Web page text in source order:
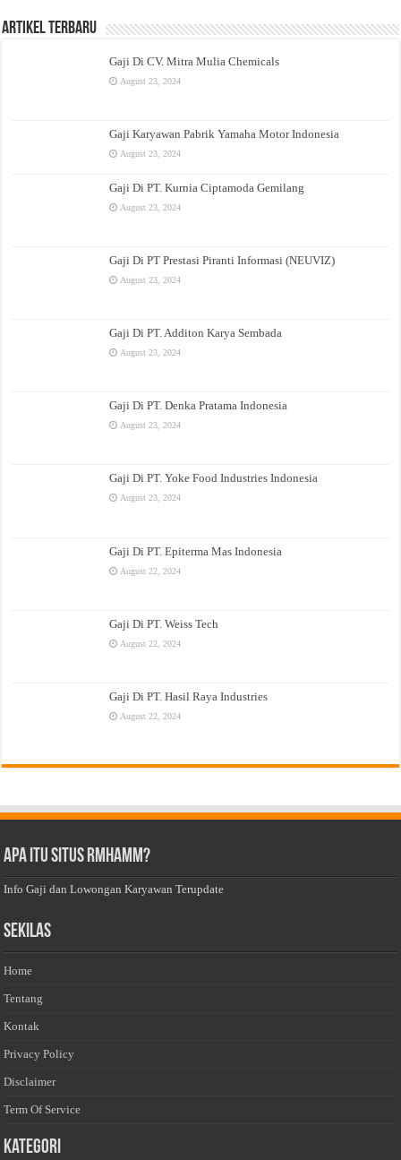
Artikel Terbaru
Gaji Di CV. Mitra Mulia Chemicals
August 23, 2024
Gaji Karyawan Pabrik Yamaha Motor Indonesia
August 23, 2024
Gaji Di PT. Kurnia Ciptamoda Gemilang
August 23, 2024
Gaji Di PT Prestasi Piranti Informasi (NEUVIZ)
August 23, 2024
Gaji Di PT. Additon Karya Sembada
August 23, 2024
Gaji Di PT. Denka Pratama Indonesia
August 23, 2024
Gaji Di PT. Yoke Food Industries Indonesia
August 23, 2024
Gaji Di PT. Epiterma Mas Indonesia
August 22, 2024
Gaji Di PT. Weiss Tech
August 22, 2024
Gaji Di PT. Hasil Raya Industries
August 22, 2024
Apa Itu Situs Rmhamm?
Info Gaji dan Lowongan Karyawan Terupdate
Sekilas
Home
Tentang
Kontak
Privacy Policy
Disclaimer
Term Of Service
Kategori